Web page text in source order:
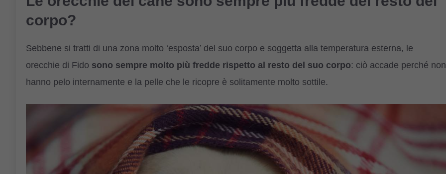
corpo?
Sebbene si tratti di una zona molto ‘esposta’ del suo corpo e soggetta alla temperatura esterna, le
orecchie di Fido sono sempre molto più fredde rispetto al resto del suo corpo: ciò accade perché non
hanno pelo internamente e la pelle che le ricopre è solitamente molto sottile.